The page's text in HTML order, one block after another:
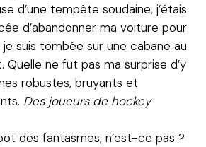
d’une tempête soudaine, j’étais
d’abandonner ma voiture pour
je suis tombée sur une cabane au
Quelle ne fut pas ma surprise d’y
robustes, bruyants et
Des joueurs de hockey
des fantasmes, n’est-ce pas ?